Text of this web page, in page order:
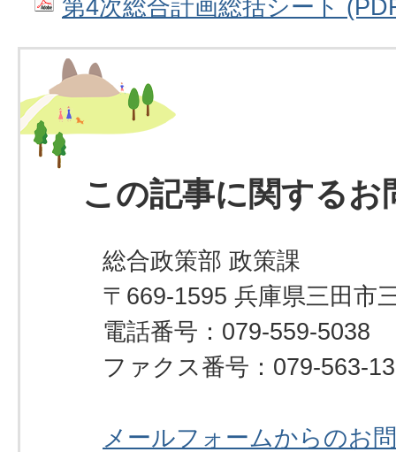
第4次総合計画総括シート
この記事に関するお
総合政策部 政策課
〒669-1595 兵庫県三田市
電話番号：079-559-5038
ファクス番号：079-563-
メールフォームからのお